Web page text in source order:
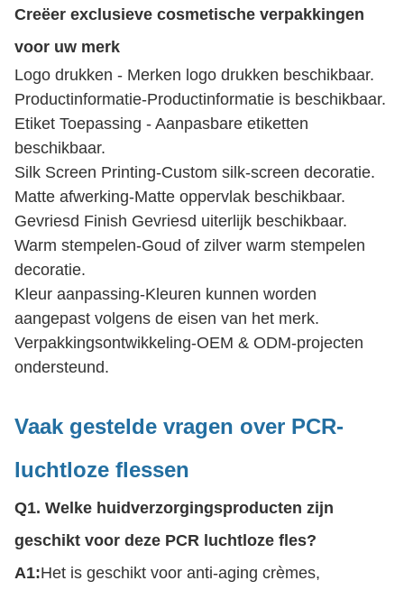
Creëer exclusieve cosmetische verpakkingen
voor uw merk
Logo drukken - Merken logo drukken beschikbaar.
Productinformatie-Productinformatie is beschikbaar.
Etiket Toepassing - Aanpasbare etiketten
beschikbaar.
Silk Screen Printing-Custom silk-screen decoratie.
Matte afwerking-Matte oppervlak beschikbaar.
Gevriesd Finish Gevriesd uiterlijk beschikbaar.
Warm stempelen-Goud of zilver warm stempelen
decoratie.
Kleur aanpassing-Kleuren kunnen worden
aangepast volgens de eisen van het merk.
Verpakkingsontwikkeling-OEM & ODM-projecten
ondersteund.
Vaak gestelde vragen over PCR-
luchtloze flessen
Q1. Welke huidverzorgingsproducten zijn
geschikt voor deze PCR luchtloze fles?
A1:Het is geschikt voor anti-aging crèmes,